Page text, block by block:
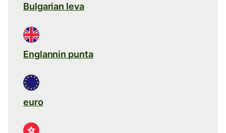
Bulgarian leva
Englannin punta
euro